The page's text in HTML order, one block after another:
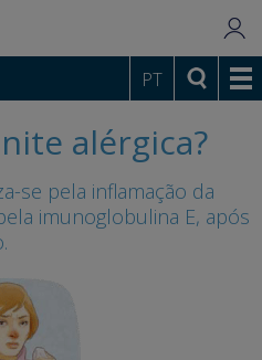
PT
alérgica?
se pela inflamação da
imunoglobulina E, após